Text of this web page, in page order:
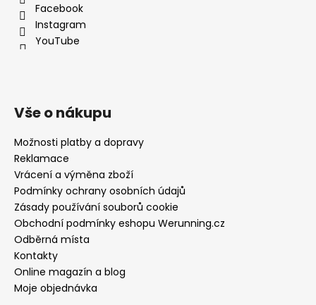
Facebook
Instagram
YouTube
Vše o nákupu
Možnosti platby a dopravy
Reklamace
Vrácení a výměna zboží
Podmínky ochrany osobních údajů
Zásady používání souborů cookie
Obchodní podmínky eshopu Werunning.cz
Odběrná místa
Kontakty
Online magazín a blog
Moje objednávka